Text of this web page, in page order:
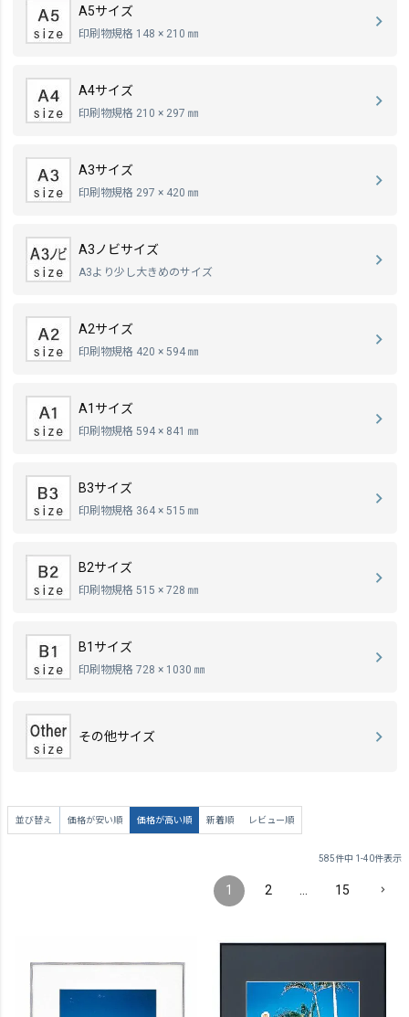
A5サイズ
印刷物規格 148 × 210 ㎜
A4サイズ
印刷物規格 210 × 297 ㎜
A3サイズ
印刷物規格 297 × 420 ㎜
A3ノビサイズ
A3より少し大きめのサイズ
A2サイズ
印刷物規格 420 × 594 ㎜
A1サイズ
印刷物規格 594 × 841 ㎜
B3サイズ
印刷物規格 364 × 515 ㎜
B2サイズ
印刷物規格 515 × 728 ㎜
B1サイズ
印刷物規格 728 × 1030 ㎜
その他サイズ
並び替え 価格が安い順 価格が高い順 新着順 レビュー順
585件中 1 -40件表示
1 2 15